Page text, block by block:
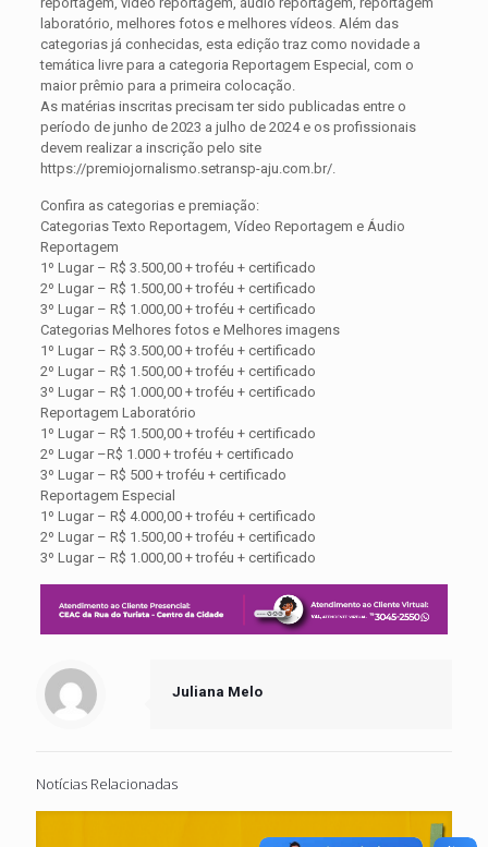
laboratório, melhores fotos e melhores vídeos. Além das
categorias já conhecidas, esta edição traz como novidade a
temática livre para a categoria Reportagem Especial, com o
maior prêmio para a primeira colocação.
As matérias inscritas precisam ter sido publicadas entre o
período de junho de 2023 a julho de 2024 e os profissionais
devem realizar a inscrição pelo site
https://premiojornalismo.setransp-aju.com.br/.
Confira as categorias e premiação:
Categorias Texto Reportagem, Vídeo Reportagem e Áudio
Reportagem
1º Lugar – R$ 3.500,00 + troféu + certificado
2º Lugar – R$ 1.500,00 + troféu + certificado
3º Lugar – R$ 1.000,00 + troféu + certificado
Categorias Melhores fotos e Melhores imagens
1º Lugar – R$ 3.500,00 + troféu + certificado
2º Lugar – R$ 1.500,00 + troféu + certificado
3º Lugar – R$ 1.000,00 + troféu + certificado
Reportagem Laboratório
1º Lugar – R$ 1.500,00 + troféu + certificado
2º Lugar –R$ 1.000 + troféu + certificado
3º Lugar – R$ 500 + troféu + certificado
Reportagem Especial
1º Lugar – R$ 4.000,00 + troféu + certificado
2º Lugar – R$ 1.500,00 + troféu + certificado
3º Lugar – R$ 1.000,00 + troféu + certificado
Juliana Melo
Notícias Relacionadas